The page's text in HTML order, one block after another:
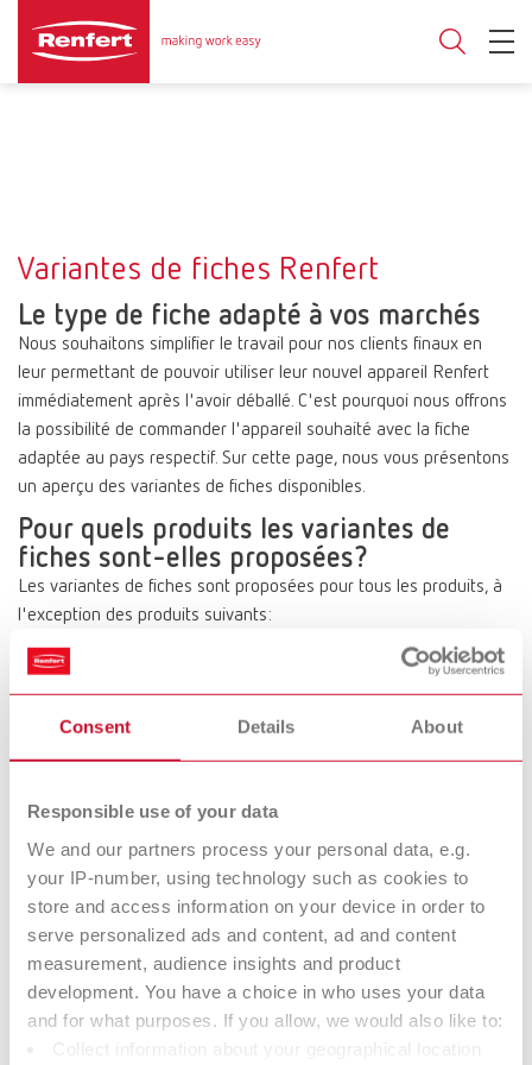
Consent Details About
Responsible use of your data
We and our partners process your personal data, e.g.
your IP-number, using technology such as cookies to
store and access information on your device in order to
serve personalized ads and content, ad and content
measurement, audience insights and product
development. You have a choice in who uses your data
and for what purposes. If you allow, we would also like to:
Collect information about your geographical location
Variantes de fiches Renfert
Le type de fiche adapté à vos marchés
Nous souhaitons simplifier le travail pour nos clients finaux en
leur permettant de pouvoir utiliser leur nouvel appareil Renfert
immédiatement après l'avoir déballé. C'est pourquoi nous offrons
la possibilité de commander l'appareil souhaité avec la fiche
adaptée au pays respectif. Sur cette page, nous vous présentons
un aperçu des variantes de fiches disponibles.
Pour quels produits les variantes de
fiches sont-elles proposées?
Les variantes de fiches sont proposées pour tous les produits, à
l'exception des produits suivants:
Silent TS, Silent TSII, Magma, Vortex, Catalyseur, Vario basic, Vario
jet et MT plus
Voici comment faire
chiffres est ajouté à la fin du numéro d'article.
Lors de la commande d'appareils équipés de fiches à contact de
protection ou NEMA (230 V ou 120 V), aucun code n'est ajouté. Il
est dans ces cas possible d'utiliser les numéros d'article
indiqués.
Exemple du numéro d'article 1826 0000
Commande pour l'Allemagne (fiche à contact de protection 230 V)